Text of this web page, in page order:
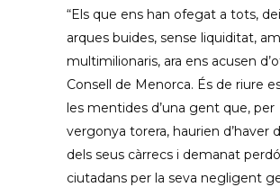
“Els que ens han ofegat a tots,
arques buides, sense liquiditat,
multimilionaris, ara ens acusen
Consell de Menorca. És de riure
les mentides d’una gent que, per
vergonya torera, haurien d’haver
dels seus càrrecs i demanat
ciutadans per la seva negligent